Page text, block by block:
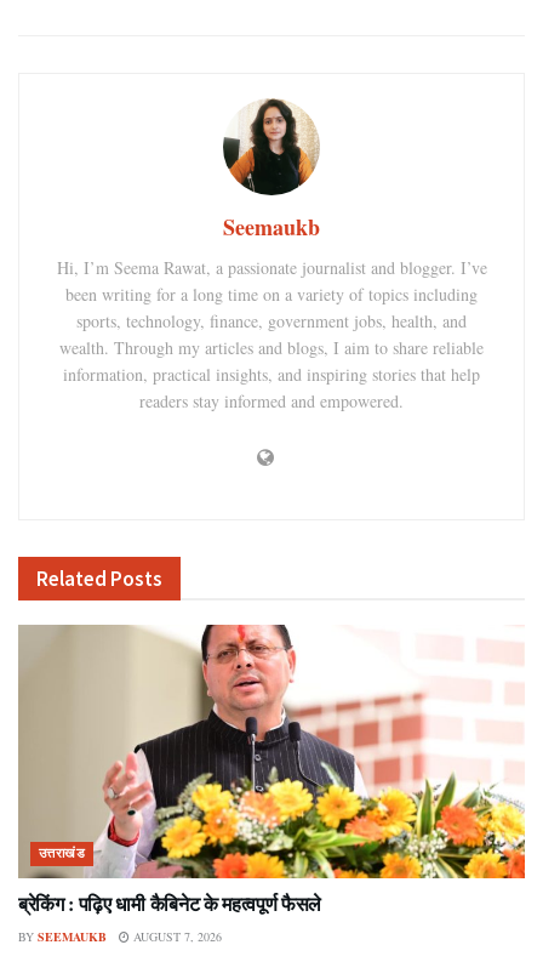
Seemaukb
Hi, I’m Seema Rawat, a passionate journalist and blogger. I’ve
been writing for a long time on a variety of topics including
sports, technology, finance, government jobs, health, and
wealth. Through my articles and blogs, I aim to share reliable
information, practical insights, and inspiring stories that help
readers stay informed and empowered.
Related Posts
उत्तराखंड
ब्रेकिंग : पढ़िए धामी कैबिनेट के महत्वपूर्ण फैसले
BY SEEMAUKB AUGUST 7, 2026